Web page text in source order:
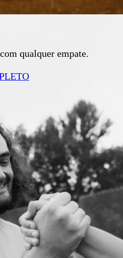
qualquer empate.